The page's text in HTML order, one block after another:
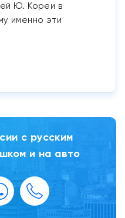
Ю. Кореи в
именно эти
с русским
и на авто